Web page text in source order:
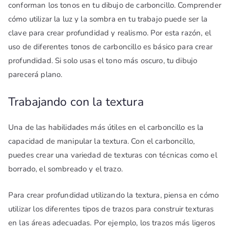
conforman los tonos en tu dibujo de carboncillo. Comprender
cómo utilizar la luz y la sombra en tu trabajo puede ser la
clave para crear profundidad y realismo. Por esta razón, el
uso de diferentes tonos de carboncillo es básico para crear
profundidad. Si solo usas el tono más oscuro, tu dibujo
parecerá plano.
Trabajando con la textura
Una de las habilidades más útiles en el carboncillo es la
capacidad de manipular la textura. Con el carboncillo,
puedes crear una variedad de texturas con técnicas como el
borrado, el sombreado y el trazo.
Para crear profundidad utilizando la textura, piensa en cómo
utilizar los diferentes tipos de trazos para construir texturas
en las áreas adecuadas. Por ejemplo, los trazos más ligeros